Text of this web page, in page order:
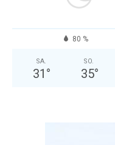
80 %
SA.
31 °
SO.
35°